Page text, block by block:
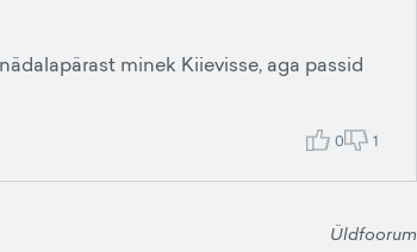
minek Kiievisse, aga passid
0 1
Üldfoorum